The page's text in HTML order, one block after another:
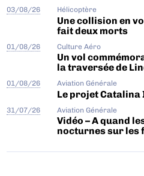
03/08/26 Hélicoptère
Une collision en
fait deux morts
01/08/26 Culture Aéro
Un vol
la traversée de
01/08/26 Aviation Générale
Le projet Catalina
31/07/26 Aviation Générale
Vidéo – A quand
nocturnes sur les